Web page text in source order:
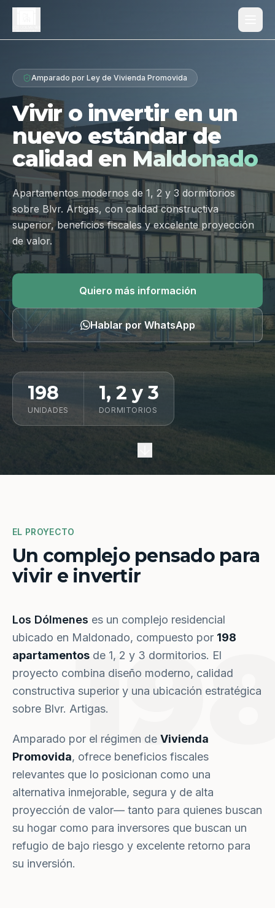
Proyecto
Diferenciales
Tipologías
Galería
Ubicación
Contacto
Hablar por WhatsApp
Amparado por Ley de Vivienda Promovida
Vivir o invertir en un
nuevo estándar de
calidad en Maldonado
Apartamentos modernos de 1, 2 y 3 dormitorios
sobre Blvr. Artigas, con calidad constructiva
superior, beneficios fiscales y excelente proyección
de valor.
Quiero más información
Hablar por WhatsApp
198
UNIDADES
1, 2 y 3
DORMITORIOS
EL PROYECTO
Un complejo pensado para
vivir e invertir
Los Dólmenes es un complejo residencial
ubicado en Maldonado, compuesto por 198
apartamentos de 1, 2 y 3 dormitorios. El
proyecto combina diseño moderno, calidad
constructiva superior y una ubicación estratégica
sobre Blvr. Artigas.
Amparado por el régimen de Vivienda
Promovida, ofrece beneficios fiscales
relevantes que lo posicionan como una
alternativa inmejorable, segura y de alta
proyección de valor— tanto para quienes buscan
su hogar como para inversores que buscan un
refugio de bajo riesgo y excelente retorno para
su inversión.